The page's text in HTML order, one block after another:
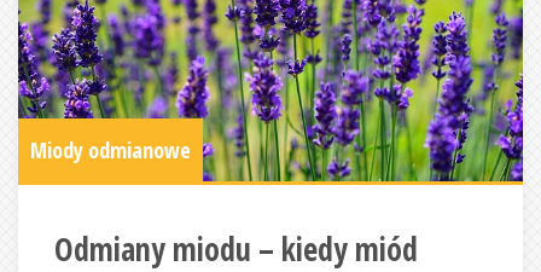
Miody odmianowe
Odmiany miodu – kiedy miód